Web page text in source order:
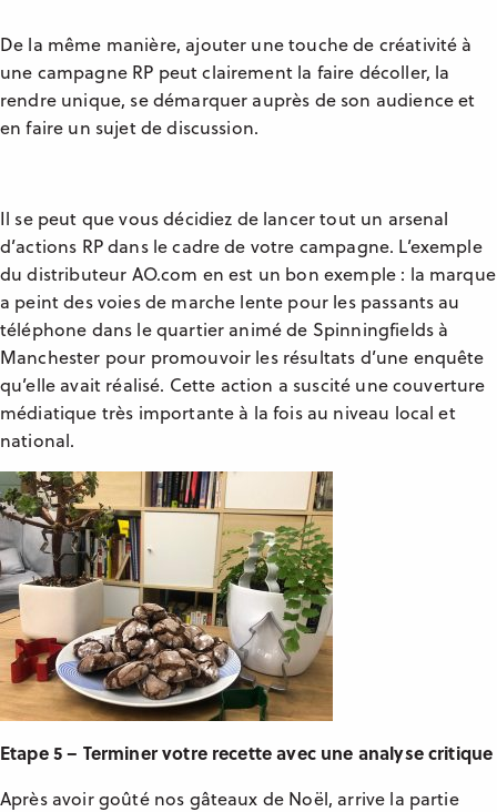
De la même manière, ajouter une touche de créativité à
une campagne RP peut clairement la faire décoller, la
rendre unique, se démarquer auprès de son audience et
en faire un sujet de discussion.
Il se peut que vous décidiez de lancer tout un arsenal
d’actions RP dans le cadre de votre campagne. L’exemple
du distributeur AO.com en est un bon exemple : la marque
a peint des voies de marche lente pour les passants au
téléphone dans le quartier animé de Spinningfields à
Manchester pour promouvoir les résultats d’une enquête
qu’elle avait réalisé. Cette action a suscité une couverture
médiatique très importante à la fois au niveau local et
national.
Etape 5 – Terminer votre recette avec une analyse critique
Après avoir goûté nos gâteaux de Noël, arrive la partie